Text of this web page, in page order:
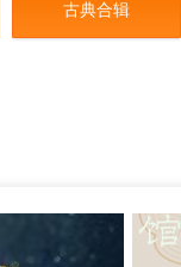
古典合辑